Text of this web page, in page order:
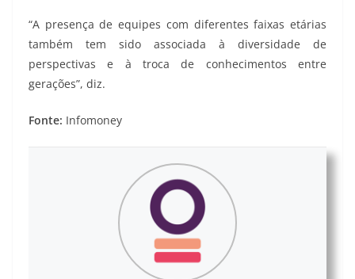
“A presença de equipes com diferentes faixas etárias
também tem sido associada à diversidade de
perspectivas e à troca de conhecimentos entre
gerações”, diz.
Fonte: Infomoney